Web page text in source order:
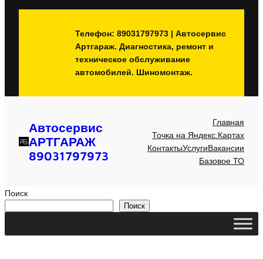
Телефон: 89031797973 | Автосервис
Артгараж. Диагностика, ремонт и
техническое обслуживание
автомобилей. Шиномонтаж.
Автосервис
АРТГАРАЖ
89031797973
Главная
Точка на Яндекс.Картах
КонтактыУслугиВакансии
Базовое ТО
Поиск
Поиск